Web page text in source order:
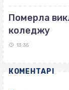
Померла
коледжу
13:35
КОМЕНТАРІ